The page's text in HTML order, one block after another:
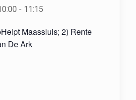
- 11:15
Maassluis; 2) Rente
De Ark